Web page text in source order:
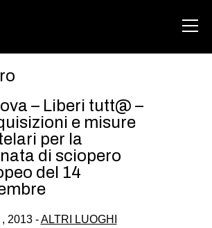
ABOUT
AREA
DEGENERAZIONE
GAZA FREESTYLE
CSOA LAMBRETTA
– Liberi tutt@ –
e misure
per la
di sciopero
del 14
2013 -ALTRI LUOGHI